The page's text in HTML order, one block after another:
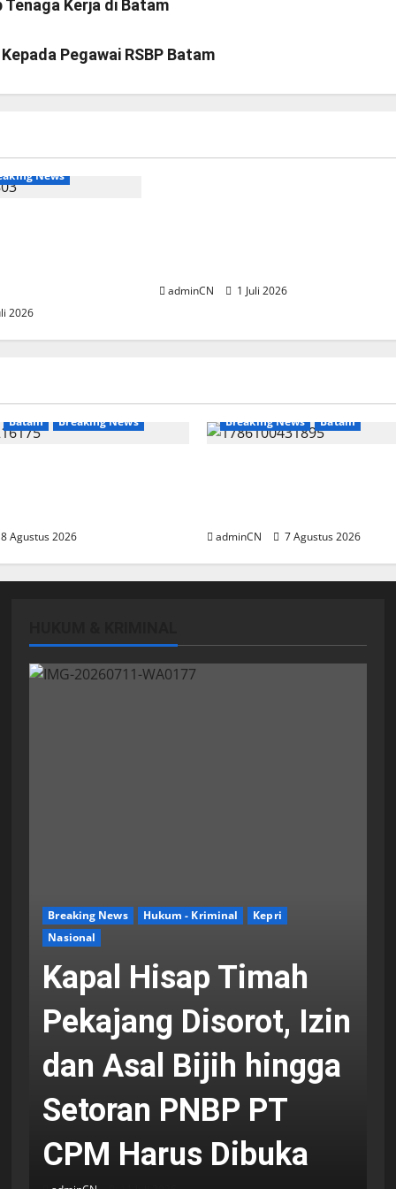
Kerja di Batam
Pegawai RSBP Batam
News
2026
adminCN 1 Juli 2026
Batam Breaking News
8 Agustus 2026
Breaking News Batam
adminCN 7 Agustus 2026
Breaking News Hukum - Kriminal
Kepri
Nasional
Kapal Hisap Timah
Pekajang Disorot, Izin
dan Asal Bijih hingga
Setoran PNBP PT
CPM Harus Dibuka